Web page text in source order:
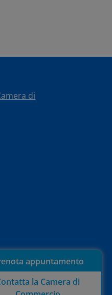
appuntamento
la Camera di
di